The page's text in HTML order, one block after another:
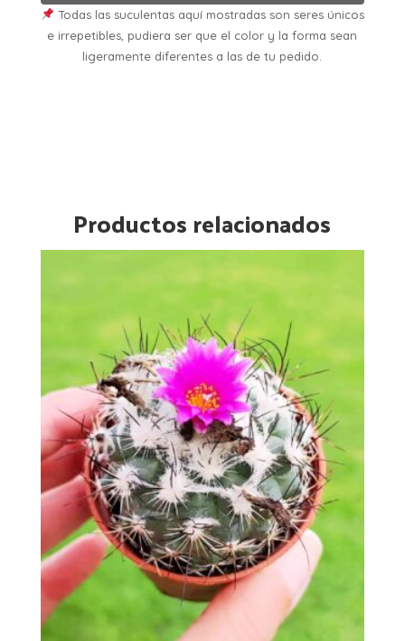
Todas las suculentas aquí mostradas son seres únicos
e irrepetibles, pudiera ser que el color y la forma sean
ligeramente diferentes a las de tu pedido.
Productos relacionados